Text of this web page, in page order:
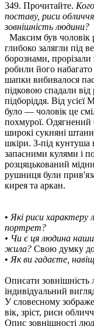
349. Прочитайте.
поставу, риси
зовнішність людини?
Максим був чоловік
глибоко залягли під
борознами, прорізали
робили його
шапки вибивалося
підковою спадали
підборіддя. Від
було — чоловік це
похмурої. Одягнений
широкі сукняні штани,
шкіри. З-під кунтуша
запасними кулями і
розцяцькований
рушниця були
кирея та аркан.
За Ю.
• Які риси характеру
портрет?
• Чи є ця людина
жила? Свою думку
• Як ви гадаєте,
Описати зовнішність
індивідуальний
У словесному
вік, зріст, риси
Опис зовнішності